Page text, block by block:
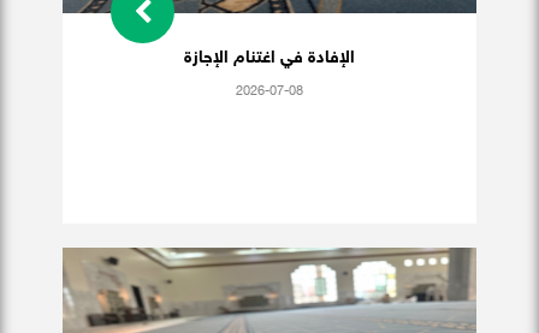
الإفادة في اغتنام الإجازة
2026-07-08